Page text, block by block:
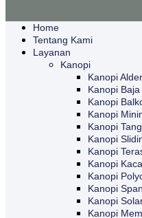
Home
Tentang Kami
Layanan
Kanopi
Kanopi
Kanopi
Kanopi
Kanopi
Kanopi
Kanopi
Kanopi
Kanopi Kaca
Kanopi
Kanopi
Kanopi
Kanopi